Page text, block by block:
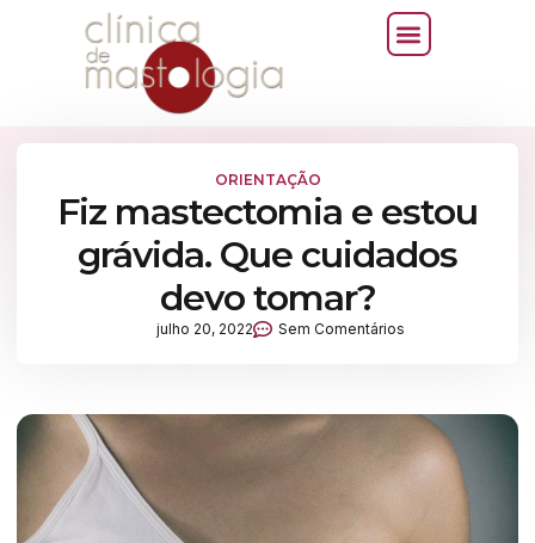
ORIENTAÇÃO
Fiz mastectomia e estou
grávida. Que cuidados
devo tomar?
julho 20, 2022 Sem Comentários